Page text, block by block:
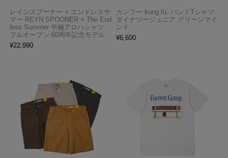
レインスプーナー × エンドレスサ
マー REYN SPOONER × The End
less Summer 半袖アロハシャツ
フルオープン 60周年記念モデル
¥22,990
カンフー kung fu. バンドTシャツ
ダイナソージュニア グリーンマイ
ンド
¥6,600